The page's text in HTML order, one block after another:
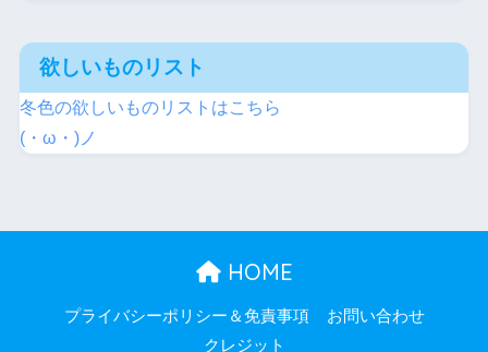
欲しいものリスト
冬色の欲しいものリストはこちら
(・ω・)ノ
HOME
プライバシーポリシー＆免責事項
お問い合わせ
クレジット